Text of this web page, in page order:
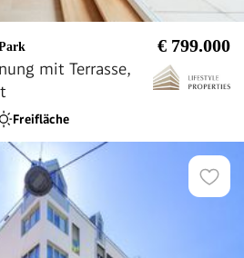
€ 799.000
mit Terrasse,
Freifläche